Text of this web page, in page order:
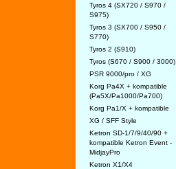
Tyros 4 (SX720 / S970 /
S975)
Tyros 3 (SX700 / S950 /
S770)
Tyros 2 (S910)
Tyros (S670 / S900 / 3000)
PSR 9000/pro / XG
Korg Pa4X + kompatible
(Pa5X/Pa1000/Pa700)
Korg Pa1/X + kompatible
XG / SFF Style
Ketron SD-1/7/9/40/90 +
kompatible Ketron Event -
MidjayPro
Ketron X1/X4